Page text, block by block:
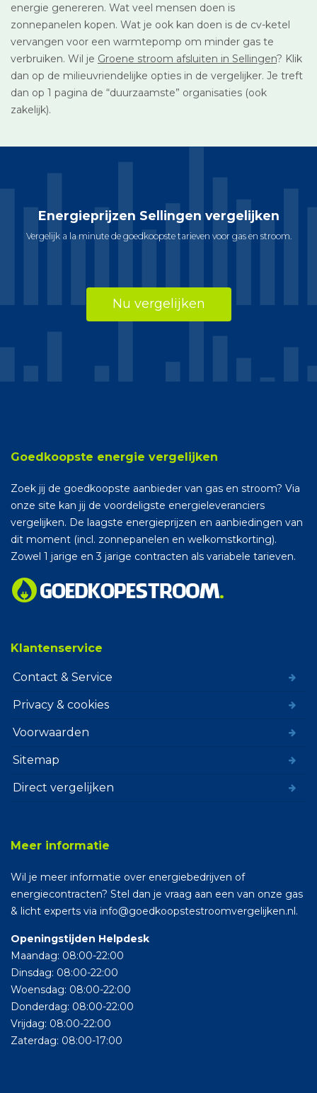
energie genereren. Wat veel mensen doen is
zonnepanelen kopen. Wat je ook kan doen is de cv-ketel
vervangen voor een warmtepomp om minder gas te
verbruiken. Wil je Groene stroom afsluiten in Sellingen? Klik
dan op de milieuvriendelijke opties in de vergelijker. Je treft
dan op 1 pagina de “duurzaamste” organisaties (ook
zakelijk).
Energieprijzen Sellingen vergelijken
Vergelijk a la minute de goedkoopste tarieven voor gas en stroom.
Nu vergelijken
Goedkoopste energie vergelijken
Zoek jij de goedkoopste aanbieder van gas en stroom? Via
onze site kan jij de voordeligste energieleveranciers
vergelijken. De laagste energieprijzen en aanbiedingen van
dit moment (incl. zonnepanelen en welkomstkorting).
Zowel 1 jarige en 3 jarige contracten als variabele tarieven.
Klantenservice
Contact & Service
Privacy & cookies
Voorwaarden
Sitemap
Direct vergelijken
Meer informatie
Wil je meer informatie over energiebedrijven of
energiecontracten? Stel dan je vraag aan een van onze gas
& licht experts via info@goedkoopstestroomvergelijken.nl.
Openingstijden Helpdesk
Maandag: 08:00-22:00
Dinsdag: 08:00-22:00
Woensdag: 08:00-22:00
Donderdag: 08:00-22:00
Vrijdag: 08:00-22:00
Zaterdag: 08:00-17:00